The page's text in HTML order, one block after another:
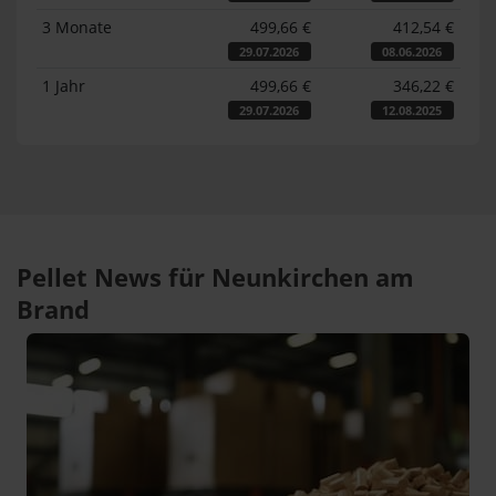
3 Monate 499,66 €
29.07.2026
412,54 €
08.06.2026
1 Jahr 499,66 €
29.07.2026
346,22 €
12.08.2025
Pellet News für Neunkirchen am
Brand